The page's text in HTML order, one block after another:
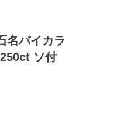
名バイカラ
ソ付